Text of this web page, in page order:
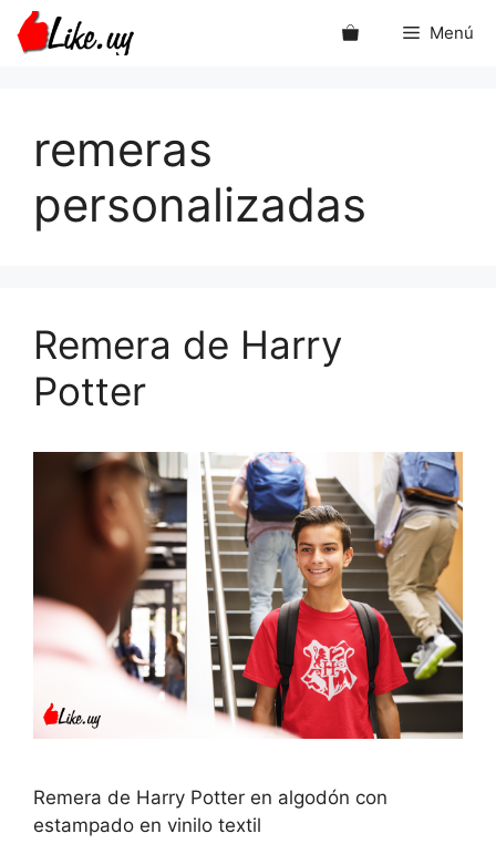
Saltar
Menú
remeras
personalizadas
Remera de Harry
Potter
Remera de Harry Potter en algodón con
estampado en vinilo textil